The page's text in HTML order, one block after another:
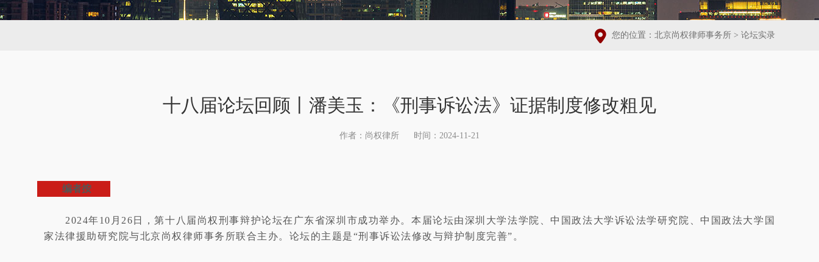
您的位置： 北京尚权律师事务所 > 论坛实录
十八届论坛回顾丨潘美玉：《刑事诉讼法》证据制度修改粗见
作者：尚权律所 时间：2024-11-21
编者按
2024年10月26日，第十八届尚权刑事辩护论坛在广东省深圳市成功举办。本届论坛由深圳大学法学院、中国政法大学诉讼法学研究院、中国政法大学国
家法律援助研究院与北京尚权律师事务所联合主办。论坛的主题是“刑事诉讼法修改与辩护制度完善”。